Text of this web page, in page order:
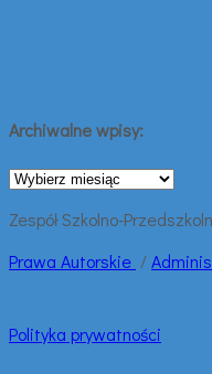
Archiwalne wpisy:
Archiwalne
Zespół Szkolno-
Prawa Autorskie /
Polityka prywatności